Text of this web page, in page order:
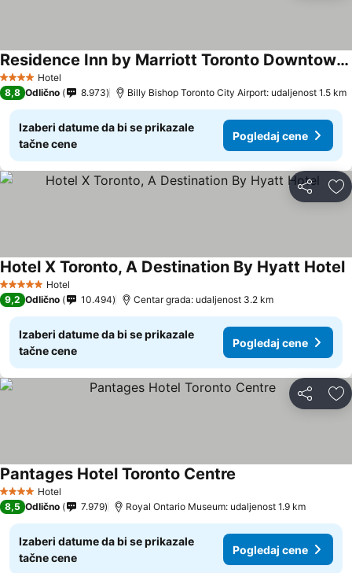
4 ZvezdiceHotel
Residence Inn by Marriott Toronto Downtown / Entertainment District
8,8 Odlično 8.973 Billy Bishop Toronto City Airport: udaljenost 1.5 km
Izaberi datume da bi se prikazale
tačne cene
Pogledaj cene
Deli
5 ZvezdiceHotel
Hotel X Toronto, A Destination By Hyatt Hotel
9,2 Odlično 10.494 Centar grada: udaljenost 3.2 km
Izaberi datume da bi se prikazale
tačne cene
Pogledaj cene
Deli
4 ZvezdiceHotel
Pantages Hotel Toronto Centre
8,5 Odlično 7.979 Royal Ontario Museum: udaljenost 1.9 km
Izaberi datume da bi se prikazale
tačne cene
Pogledaj cene